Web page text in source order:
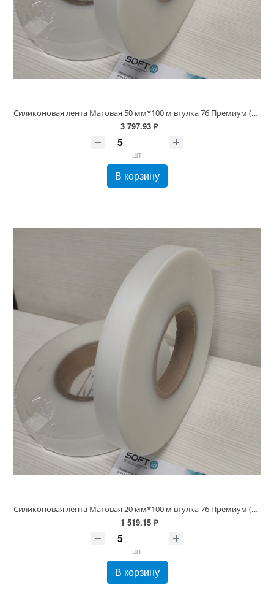
Силиконовая лента Матовая 50 мм*100 м втулка 76 Премиум (для вшивных ярлыков)
3 797.93 ₽
шт
В корзину
Силиконовая лента Матовая 20 мм*100 м втулка 76 Премиум (для вшивных ярлыков)
1 519.15 ₽
шт
В корзину